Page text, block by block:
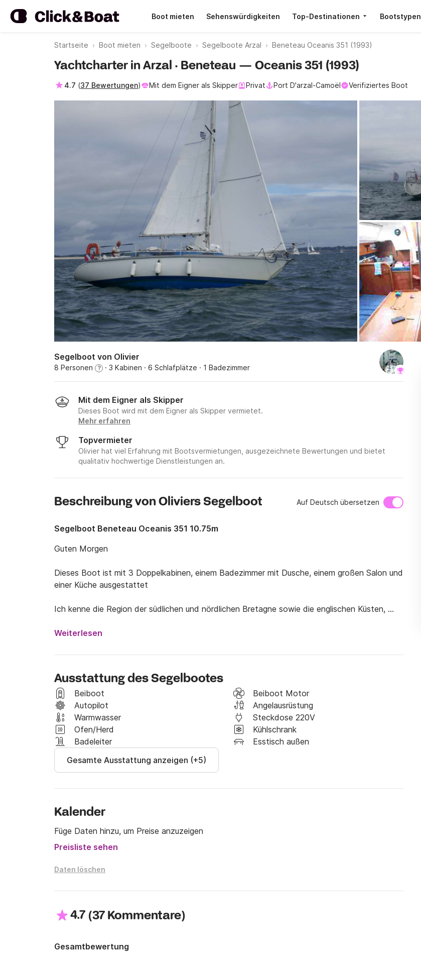
Boot mieten Sehenswürdigkeiten Top-Destinationen Bootstypen
Startseite Boot mieten Segelboote Segelboote Arzal Beneteau Oceanis 351 (1993)
Yachtcharter in Arzal · Beneteau — Oceanis 351 (1993)
4.7 (37 Bewertungen) Mit dem Eigner als Skipper Privat Port D'arzal-Camoël Verifiziertes Boot
Segelboot von Olivier
8 Personen ? · 3 Kabinen · 6 Schlafplätze · 1 Badezimmer
Mit dem Eigner als Skipper
Dieses Boot wird mit dem Eigner als Skipper vermietet.
Mehr erfahren
Topvermieter
Olivier hat viel Erfahrung mit Bootsvermietungen, ausgezeichnete Bewertungen und bietet
qualitativ hochwertige Dienstleistungen an.
Beschreibung von Oliviers Segelboot Auf Deutsch übersetzen
Segelboot Beneteau Oceanis 351 10.75m
Guten Morgen
Dieses Boot ist mit 3 Doppelkabinen, einem Badezimmer mit Dusche, einem großen Salon und
einer Küche ausgestattet
Ich kenne die Region der südlichen und nördlichen Bretagne sowie die englischen Küsten,
Hinzu kommen die nördliche Bretagne (Saint-Malo) und das Cotentin sowie die
Viel Glück.
Weiterlesen
Ausstattung des Segelbootes
Beiboot
Beiboot Motor
Autopilot
Angelausrüstung
Warmwasser
Steckdose 220V
Ofen/Herd
Kühlschrank
Badeleiter
Esstisch außen
Gesamte Ausstattung anzeigen (+5)
Kalender
Füge Daten hinzu, um Preise anzuzeigen
Preisliste sehen
Daten löschen
4.7 (37 Kommentare)
Gesamtbewertung